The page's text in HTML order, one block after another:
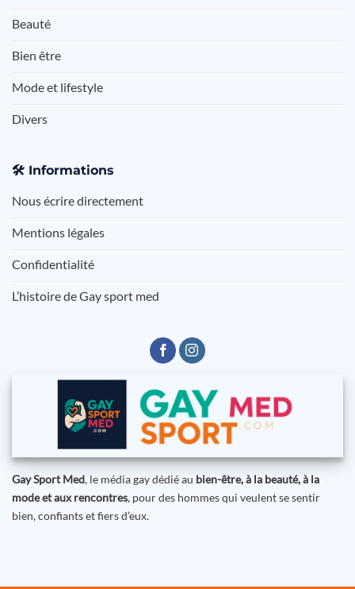
Beauté
Bien être
Mode et lifestyle
Divers
🛠️ Informations
Nous écrire directement
Mentions légales
Confidentialité
L’histoire de Gay sport med
Gay Sport Med, le média gay dédié au bien-être, à la beauté, à la
mode et aux rencontres, pour des hommes qui veulent se sentir
bien, confiants et fiers d’eux.